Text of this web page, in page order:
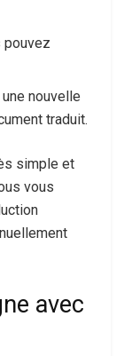
pouvez
nouvelle
traduit.
simple et
vous
avec